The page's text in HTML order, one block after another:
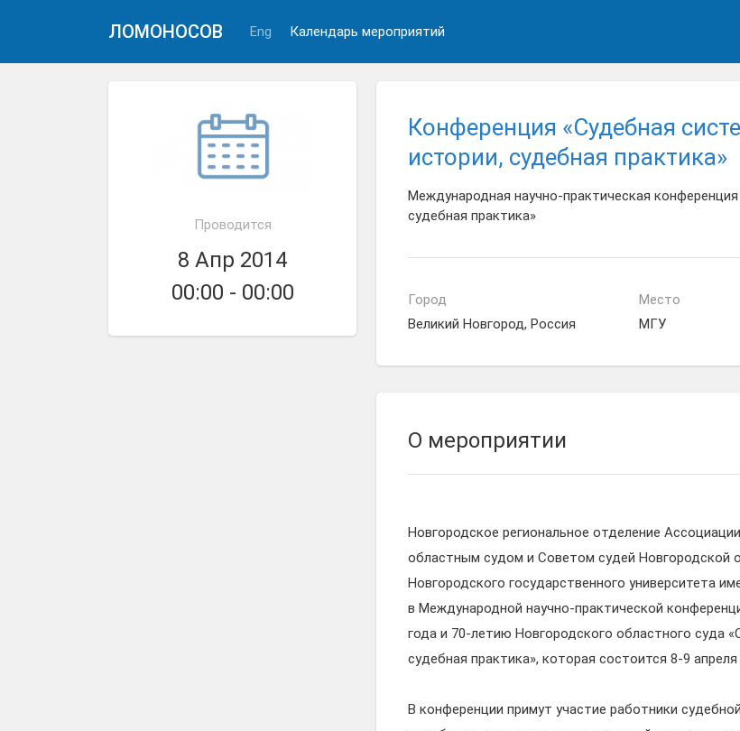
ЛОМОНОСОВ Eng Календарь мероприятий
Проводится
8 Апр 2014
00:00 - 00:00
Конференция «Судебная
истории, судебная практика»
Международная научно-практическая
судебная практика»
Город
Великий Новгород, Россия
Место
МГУ
О мероприятии
Новгородское региональное отделение
областным судом и Советом судей Новгородской
Новгородского государственного университета
в Международной научно-практической
года и 70-летию Новгородского областного суда
судебная практика», которая состоится 8-9 апреля
В конференции примут участие работники